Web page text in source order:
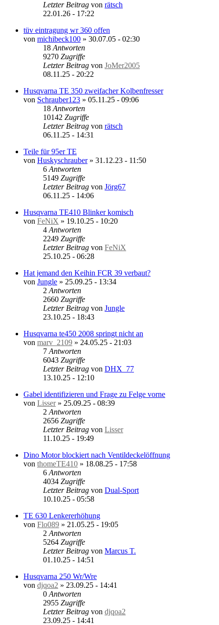
Letzter Beitrag von rätsch
22.01.26 - 17:22
tüv eintragung wr 360 offen
von michibeck100 » 30.07.05 - 02:30
18 Antworten
9270 Zugriffe
Letzter Beitrag von JoMer2005
08.11.25 - 20:22
Husqvarna TE 350 zweifacher Kolbenfresser
von Schrauber123 » 05.11.25 - 09:06
18 Antworten
10142 Zugriffe
Letzter Beitrag von rätsch
06.11.25 - 14:31
Teile für 95er TE
von Huskyschrauber» 31.12.23 - 11:50
6 Antworten
5149 Zugriffe
Letzter Beitrag von Jörg67
06.11.25 - 14:06
Husqvarna TE410 Blinker komisch
von FeNiX » 19.10.25 - 10:20
4 Antworten
2249 Zugriffe
Letzter Beitrag von FeNiX
25.10.25 - 06:28
Hat jemand den Keihin FCR 39 verbaut?
von Jungle » 25.09.25 - 13:34
2 Antworten
2660 Zugriffe
Letzter Beitrag von Jungle
23.10.25 - 18:43
Husqvarna te450 2008 springt nicht an
von marv_2109 » 24.05.25 - 21:03
7 Antworten
6043 Zugriffe
Letzter Beitrag von DHX_77
13.10.25 - 12:10
Gabel identifizieren und Frage zu Felge vorne
von Lisser» 25.09.25 - 08:39
2 Antworten
2656 Zugriffe
Letzter Beitrag von Lisser
11.10.25 - 19:49
Dino Motor blockiert nach Ventildeckelöffnung
von thomeTE410 » 18.08.25 - 17:58
6 Antworten
4034 Zugriffe
Letzter Beitrag von Dual-Sport
10.10.25 - 05:58
TE 630 Lenkererhöhung
von Flo089 » 21.05.25 - 19:05
2 Antworten
5264 Zugriffe
Letzter Beitrag von Marcus T.
01.10.25 - 14:51
Husqvarna 250 Wr/Wre
von djqoa2 » 23.09.25 - 14:41
0 Antworten
2955 Zugriffe
Letzter Beitrag von djqoa2
23.09.25 - 14:41